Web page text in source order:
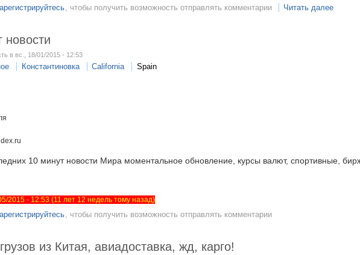
, чтобы получить возможность отправлять комментарии Читать далее
новости
в вс., 18/01/2015 - 12:53
Константиновка California Spain
10 минут новости Мира моментальное обновление, курсы валют, спортивные,
2015 - 12:53 (11 лет 12 недель тому назад)
, чтобы получить возможность отправлять комментарии
из Китая, авиадоставка, жд, карго!